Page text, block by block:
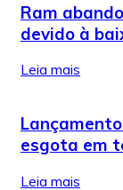
Ram
devido à
Leia mais
esgota em
Leia mais